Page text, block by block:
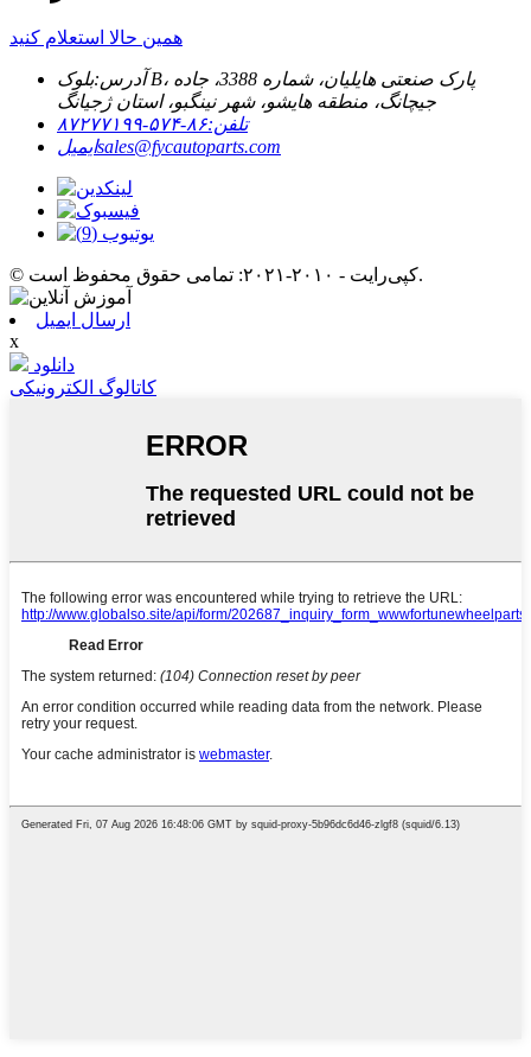
همین حالا استعلام کنید
آدرس:بلوک B، پارک صنعتی هایلیان، شماره 3388، جاده
جیچانگ، منطقه هایشو، شهر نینگبو، استان ژجیانگ
تلفن:۸۶-۵۷۴-۸۷۲۷۷۱۹۹
ایمیلsales@fycautoparts.com
© کپی‌رایت - ۲۰۱۰-۲۰۲۱: تمامی حقوق محفوظ است.
ارسال ایمیل
x
دانلود
کاتالوگ الکترونیکی